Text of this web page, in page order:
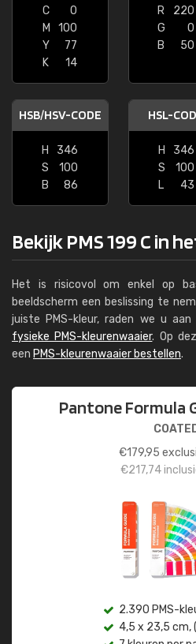
C
0
M
100
Y
77
K
14
R
220
G
0
B
50
HSB/HSV-CODE
H
346
S
100
B
86
HSL-
H
346
S
100
L
43
Bekijk PMS 199 C in
Het is risicovol om enkel op
beeldscherm een beslissing te
juiste PMS-kleur, raden we u
fysieke PMS-kleurenwaaier. Op
een PMS-kleurenwaaier bestellen.
Pantone Formula
€179,95
€217,74
2.390 PMS-
4,5 x 23,5 cm,